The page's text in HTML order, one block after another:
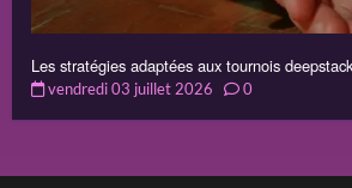
Les stratégies adaptées aux tournois
vendredi 03 juillet 2026 0